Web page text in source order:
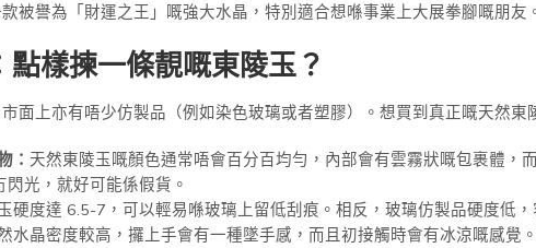
被譽為「財運之王」嘅強大水晶，特別適合想喺事業上大展拳腳嘅朋友
樣揀一條靚嘅東陵玉？
面上亦有唔少仿製品（例如染色玻璃或者塑膠）。想買到真正嘅天然東
： 天然東陵玉嘅顏色通常唔會百分百均勻，內部會有雲霧狀嘅包裹體，
光，就好可能係假貨。
硬度達 6.5-7，可以輕易喺玻璃上留低刮痕。相反，玻璃仿製品硬度低，
水晶密度較高，攞上手會有一種墜手感，而且初接觸時會有冰涼嘅感覺